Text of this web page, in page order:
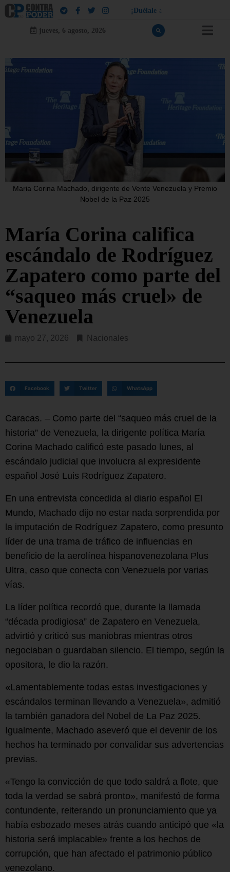
¡ Dué a e a
jueves, 6 agosto, 2026
Maria Corina Machado, dirigente de Vente Venezuela y Premio
Nobel de la Paz 2025
María Corina califica
escándalo de Rodríguez
Zapatero como parte del
“saqueo más cruel» de
Venezuela
mayo 27, 2026 Nacionales
Facebook Twitter WhatsApp
Caracas. – Como parte del “saqueo más cruel de la
historia” de Venezuela, la dirigente política María
Corina Machado calificó este pasado lunes, al
escándalo judicial que involucra al expresidente
español José Luis Rodríguez Zapatero.
En una entrevista concedida al diario español El
Mundo, Machado dijo no estar nada sorprendida por
la imputación de Rodríguez Zapatero, como presunto
líder de una trama de tráfico de influencias en
beneficio de la aerolínea hispanovenezolana Plus
Ultra, caso que conecta con Venezuela por varias
vías.
La líder política recordó que, durante la llamada
“década prodigiosa” de Zapatero en Venezuela,
advirtió y criticó sus maniobras mientras otros
negociaban o guardaban silencio. El tiempo, según la
opositora, le dio la razón.
«Lamentablemente todas estas investigaciones y
escándalos terminan llevando a Venezuela», admitió
la también ganadora del Nobel de La Paz 2025.
Igualmente, Machado aseveró que el devenir de los
hechos ha terminado por convalidar sus advertencias
previas.
«Tengo la convicción de que todo saldrá a flote, que
toda la verdad se sabrá pronto», manifestó de forma
contundente, reiterando un pronunciamiento que ya
había esbozado meses atrás cuando anticipó que «la
historia será implacable» frente a los hechos de
corrupción, que han afectado el patrimonio público
venezolano.